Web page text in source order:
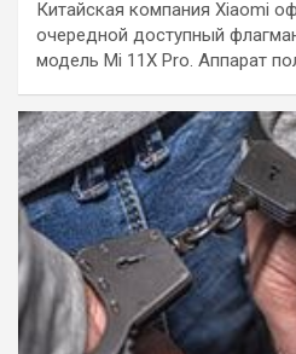
Китайская компания Xiaomi
очередной доступный
модель Mi 11X Pro. Аппарат